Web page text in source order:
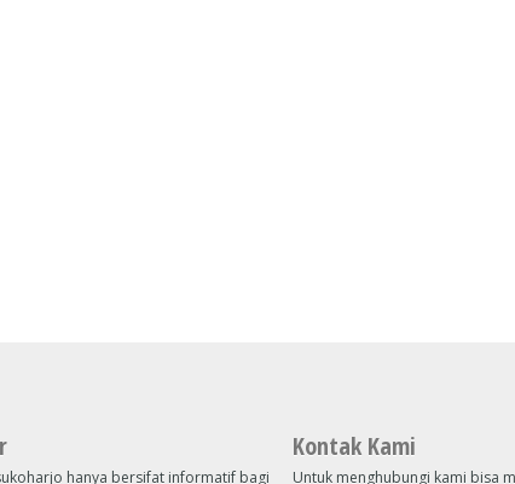
hanya bersifat informatif bagi
Kontak Kami
Untuk menghubungi kami bisa